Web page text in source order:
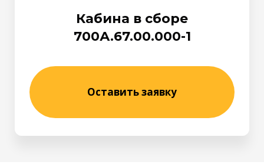
Кабина в сборе
700А.67.00.000-1
Оставить заявку